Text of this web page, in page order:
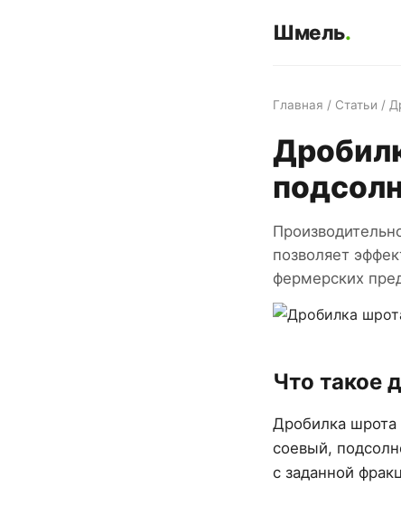
Шмель.
Главная / Статьи /
позволяет
фермерских
Что такое
Дробилка шрота
соевый,
с заданной